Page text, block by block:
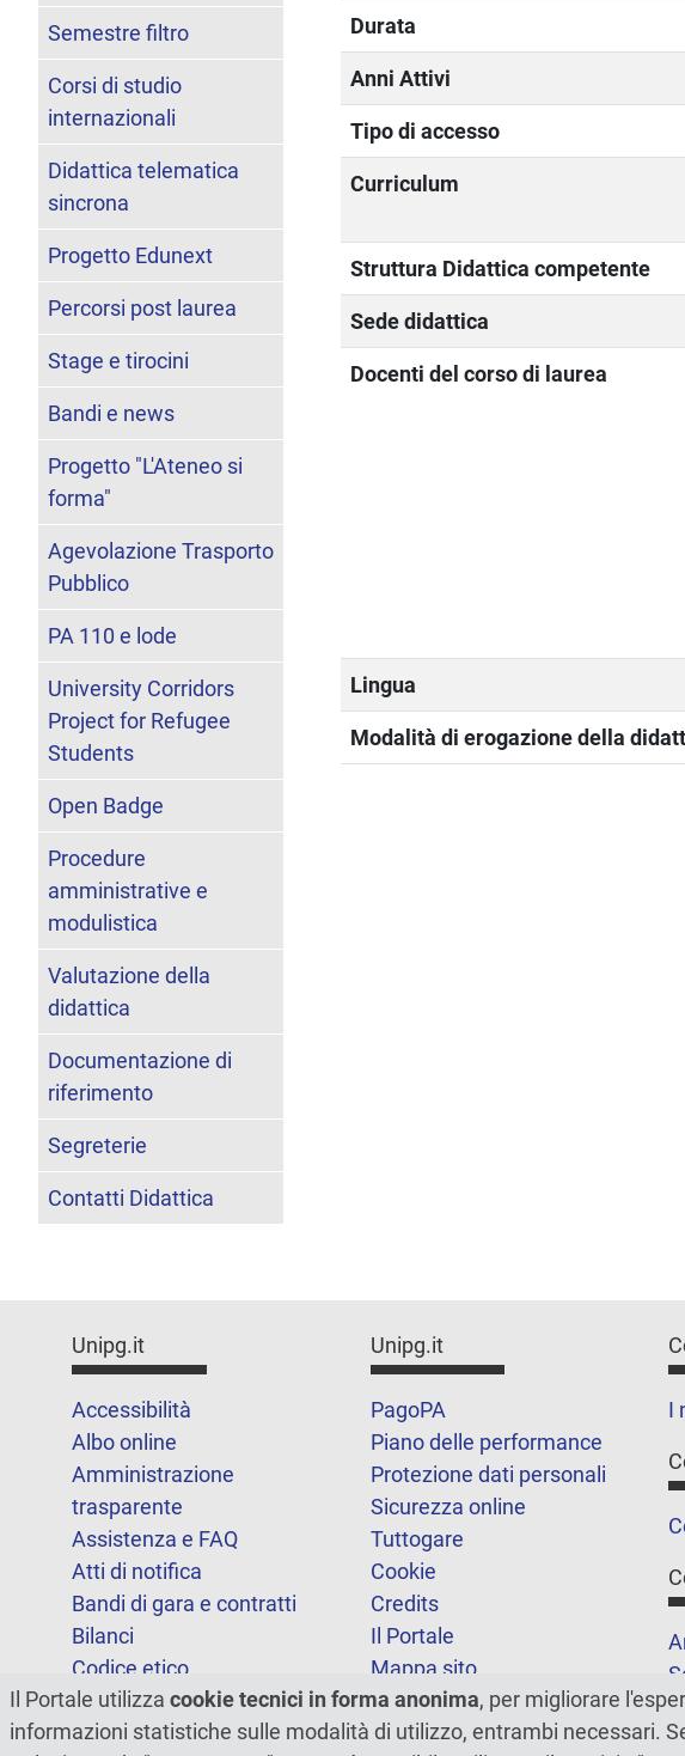
Durata
Anni Attivi
Tipo di accesso
Curriculum
Struttura Didattica competente
Sede didattica
Docenti del corso di laurea
Lingua
Modalità di erogazione della
Semestre filtro
Corsi di studio
internazionali
Didattica telematica
sincrona
Progetto Edunext
Percorsi post laurea
Stage e tirocini
Bandi e news
Progetto "L'Ateneo si
forma"
Agevolazione Trasporto
Pubblico
PA 110 e lode
University Corridors
Project for Refugee
Students
Open Badge
Procedure
amministrative e
modulistica
Valutazione della
didattica
Documentazione di
riferimento
Segreterie
Contatti Didattica
Unipg.it
Accessibilità
Albo online
Amministrazione
trasparente
Assistenza e FAQ
Atti di notifica
Bandi di gara e contratti
Bilanci
Codice etico
FOIA
Note legali
Unipg.it
PagoPA
Piano delle performance
Protezione dati personali
Sicurezza online
Tuttogare
Cookie
Credits
Il Portale
Mappa sito
Statistiche
Dichiarazione di
I
Il Portale utilizza cookie tecnici in forma anonima, per migliorare
informazioni statistiche sulle modalità di utilizzo, entrambi necessari.